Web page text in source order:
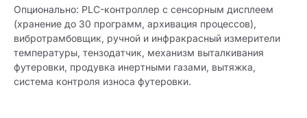
Опционально: PLC-контроллер с сенсорным дисплеем
(хранение до 30 программ, архивация процессов),
вибротрамбовщик, ручной и инфракрасный измерители
температуры, тензодатчик, механизм выталкивания
футеровки, продувка инертными газами, вытяжка,
система контроля износа футеровки.